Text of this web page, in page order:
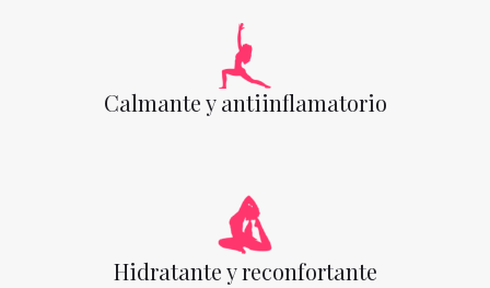
Calmante y antiinflamatorio
Hidratante y reconfortante